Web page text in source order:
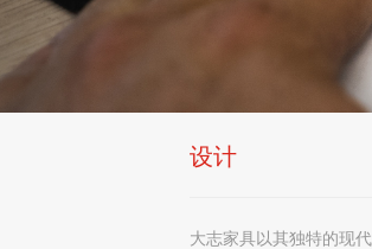
设计
大志家具以其独特的现